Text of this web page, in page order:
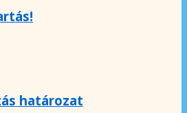
határozat